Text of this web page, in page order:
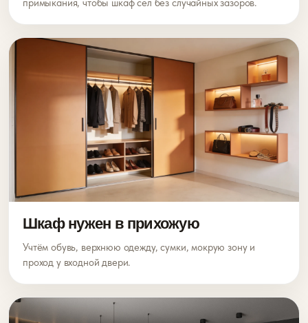
примыкания, чтобы шкаф сел без случайных зазоров.
Шкаф нужен в прихожую
Учтём обувь, верхнюю одежду, сумки, мокрую зону и
проход у входной двери.